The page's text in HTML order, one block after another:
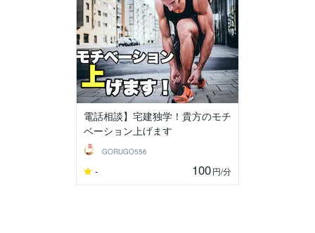
電話相談】宅建独学！貴方のモチ
ベーション上げます
GORUGO556
- 100円/分